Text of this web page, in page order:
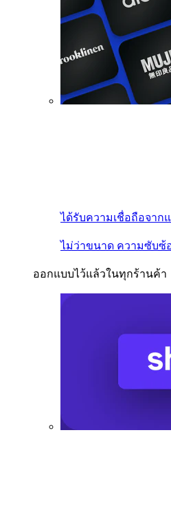
ได้รับความเชื่อถือจา
ไม่ว่าขนาด ความซับซ้
ออกแบบไว้แล้วในทุกร้านค้า